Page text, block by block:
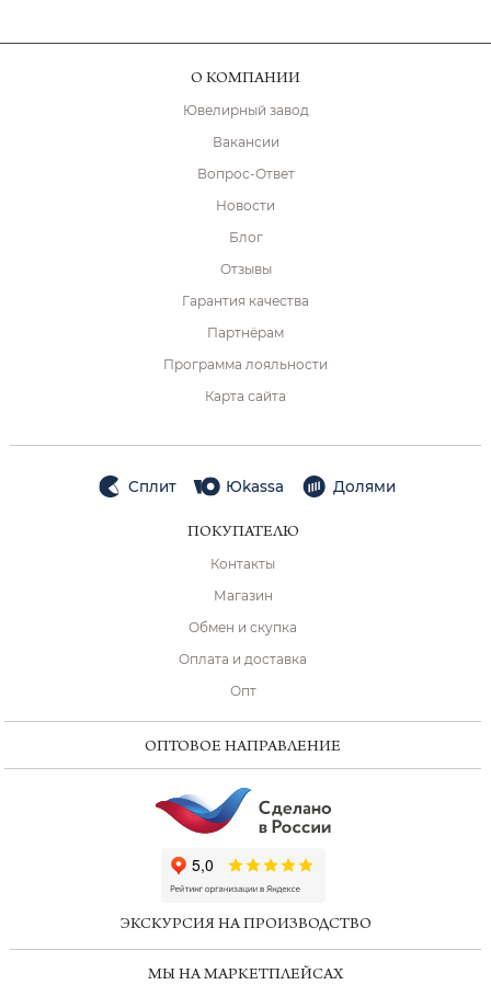
О КОМПАНИИ
Ювелирный завод
Вакансии
Вопрос-Ответ
Новости
Блог
Отзывы
Гарантия качества
Партнёрам
Программа лояльности
Карта сайта
Сплит Юkassa Долями
ПОКУПАТЕЛЮ
Контакты
Магазин
Обмен и скупка
Оплата и доставка
Опт
ОПТОВОЕ НАПРАВЛЕНИЕ
ЭКСКУРСИЯ НА ПРОИЗВОДСТВО
МЫ НА МАРКЕТПЛЕЙСАХ